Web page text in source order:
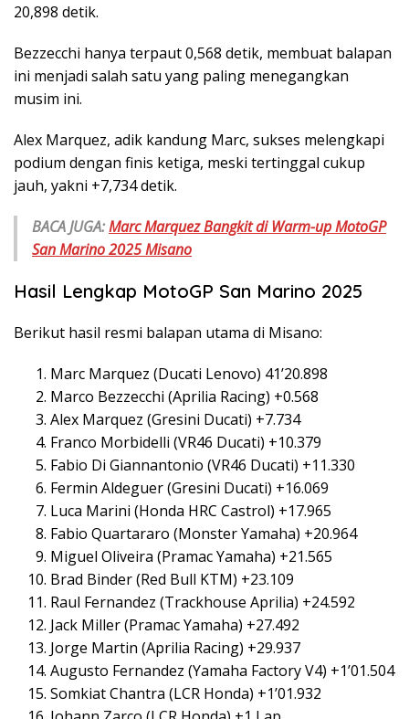
20,898 detik.
Bezzecchi hanya terpaut 0,568 detik, membuat balapan
ini menjadi salah satu yang paling menegangkan
musim ini.
Alex Marquez, adik kandung Marc, sukses melengkapi
podium dengan finis ketiga, meski tertinggal cukup
jauh, yakni +7,734 detik.
BACA JUGA:Marc Marquez Bangkit di Warm-up MotoGP
San Marino 2025 Misano
Hasil Lengkap MotoGP San Marino 2025
Berikut hasil resmi balapan utama di Misano:
Marc Marquez (Ducati Lenovo) 41’20.898
Marco Bezzecchi (Aprilia Racing) +0.568
Alex Marquez (Gresini Ducati) +7.734
Franco Morbidelli (VR46 Ducati) +10.379
Fabio Di Giannantonio (VR46 Ducati) +11.330
Fermin Aldeguer (Gresini Ducati) +16.069
Luca Marini (Honda HRC Castrol) +17.965
Fabio Quartararo (Monster Yamaha) +20.964
Miguel Oliveira (Pramac Yamaha) +21.565
Brad Binder (Red Bull KTM) +23.109
Raul Fernandez (Trackhouse Aprilia) +24.592
Jack Miller (Pramac Yamaha) +27.492
Jorge Martin (Aprilia Racing) +29.937
Augusto Fernandez (Yamaha Factory V4) +1’01.504
Somkiat Chantra (LCR Honda) +1’01.932